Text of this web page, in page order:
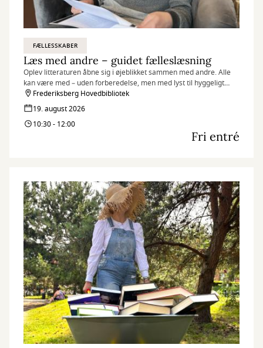
FÆLLESSKABER
Læs med andre – guidet fælleslæsning
Oplev litteraturen åbne sig i øjeblikket sammen med andre. Alle
kan være med – uden forberedelse, men med lyst til hyggeligt
samvær og gode samtaler om litteratur.
Frederiksberg Hovedbibliotek
19. august 2026
10:30 - 12:00
Fri entré